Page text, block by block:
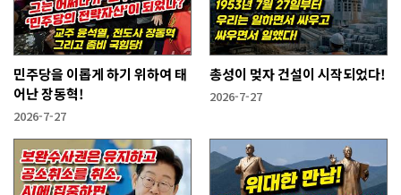
민주당을 이롭게 하기 위하여 태
어난 장동혁!
2026-7-27
총성이 멎자 건설이 시작되었다!
2026-7-27